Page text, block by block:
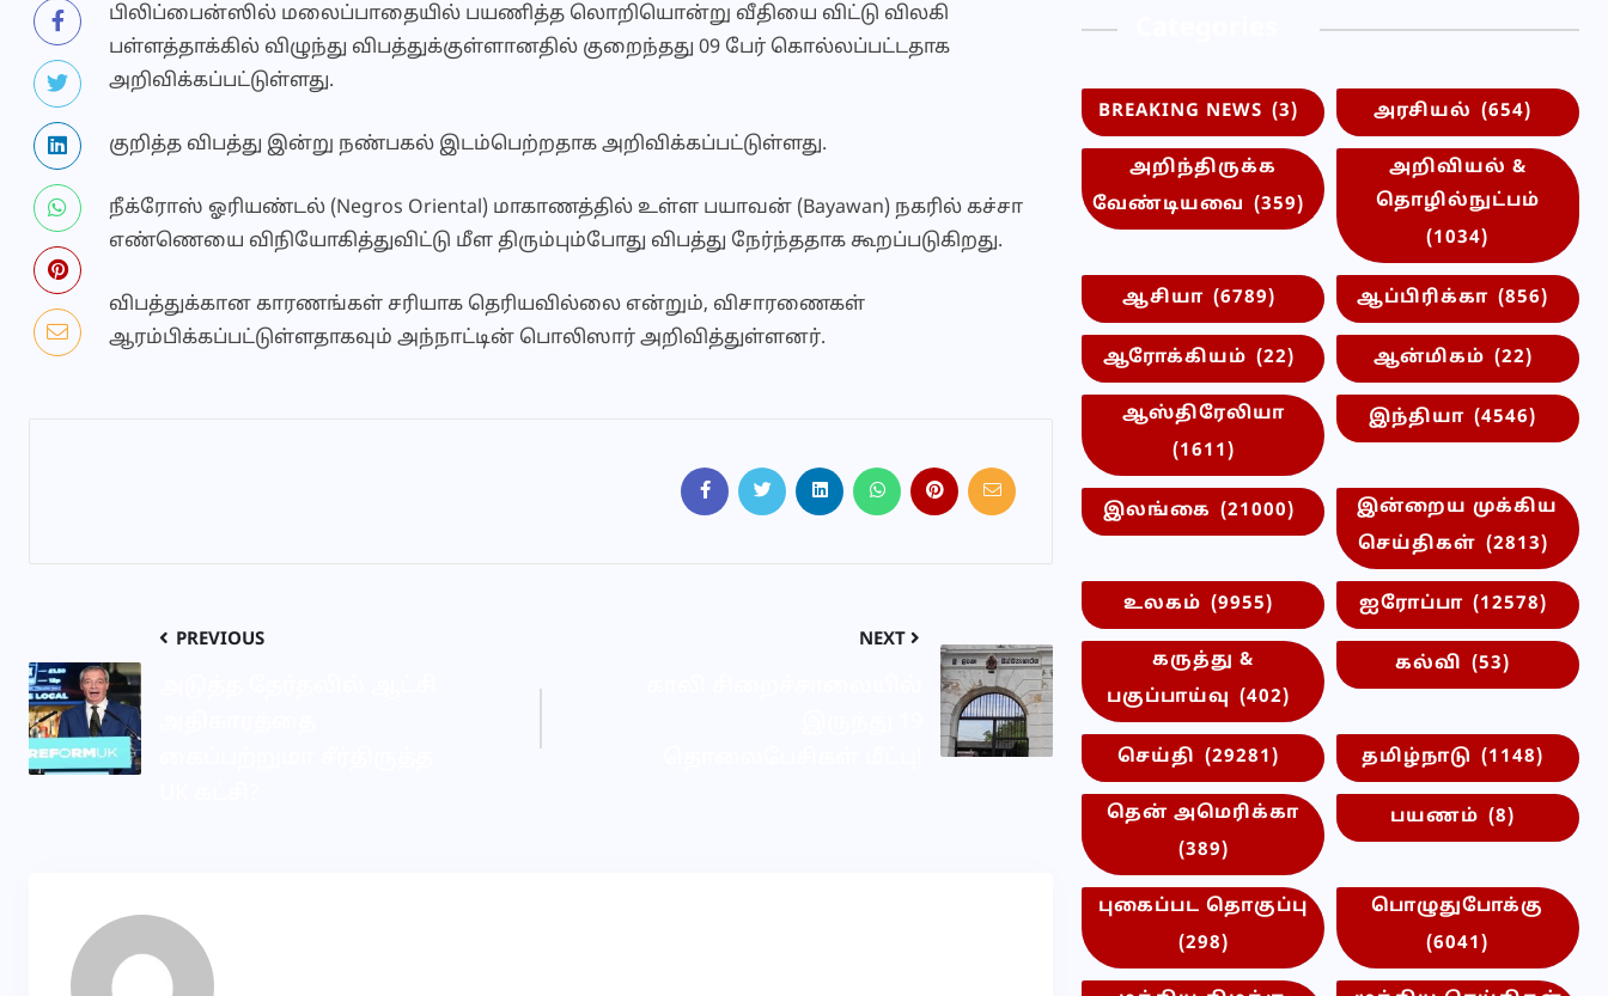
பிலிப்பைன்ஸில் மலைப்பாதையில் பயணித்த லொறியொன்று வீதியை விட்டு விலகி
பள்ளத்தாக்கில் விழுந்து விபத்துக்குள்ளானதில் குறைந்தது 09 பேர் கொல்லப்பட்டதாக
அறிவிக்கப்பட்டுள்ளது.
குறித்த விபத்து இன்று நண்பகல் இடம்பெற்றதாக அறிவிக்கப்பட்டுள்ளது.
நீக்ரோஸ் ஓரியண்டல் (Negros Oriental) மாகாணத்தில் உள்ள பயாவன் (Bayawan) நகரில் கச்சா
எண்ணெயை விநியோகித்துவிட்டு மீள திரும்பும்போது விபத்து நேர்ந்ததாக கூறப்படுகிறது.
விபத்துக்கான காரணங்கள் சரியாக தெரியவில்லை என்றும், விசாரணைகள்
ஆரம்பிக்கப்பட்டுள்ளதாகவும் அந்நாட்டின் பொலிஸார் அறிவித்துள்ளனர்.
PREVIOUS NEXT
BREAKING NEWS (3) அரசியல் (654)
அறிந்திருக்க
வேண்டியவை (359)
அறிவியல் &
தொழில்நுட்பம்
(1034)
ஆசியா (6789) ஆப்பிரிக்கா (856)
ஆரோக்கியம் (22) ஆன்மிகம் (22)
ஆஸ்திரேலியா
(1611)
இந்தியா (4546)
இலங்கை (21000)
இன்றைய முக்கிய
செய்திகள் (2813)
உலகம் (9955) ஐரோப்பா (12578)
கருத்து &
பகுப்பாய்வு (402)
கல்வி (53)
செய்தி (29281) தமிழ்நாடு (1148)
தென் அமெரிக்கா
(389)
பயணம் (8)
புகைப்பட தொகுப்பு
(298)
பொழுதுபோக்கு
(6041)